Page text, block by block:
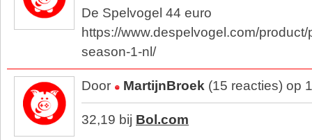
De Spelvogel 44 euro
https://www.despelvogel.com/
season-1-nl/
Door MartijnBroek (15 reacties) op
32,19 bij Bol.com